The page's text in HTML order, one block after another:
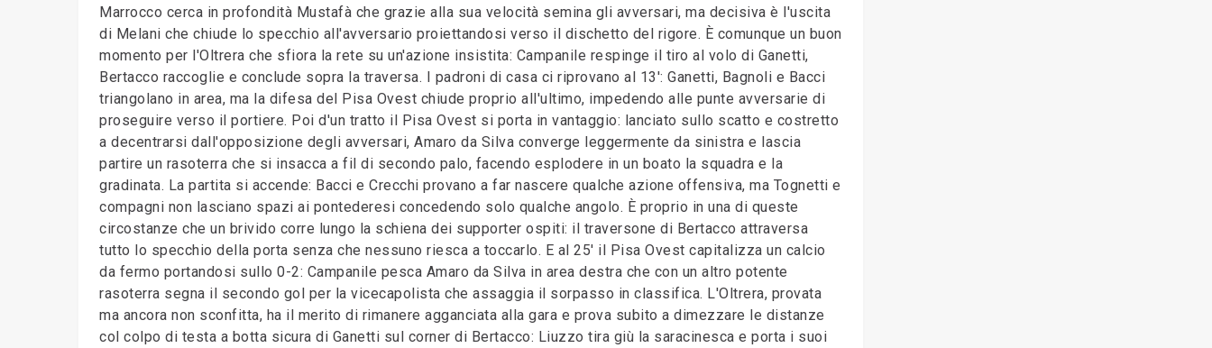
Marrocco cerca in profondità Mustafà che grazie alla sua velocità semina gli avversari, ma decisiva è l'uscita
di Melani che chiude lo specchio all'avversario proiettandosi verso il dischetto del rigore. È comunque un buon
momento per l'Oltrera che sfiora la rete su un'azione insistita: Campanile respinge il tiro al volo di Ganetti,
Bertacco raccoglie e conclude sopra la traversa. I padroni di casa ci riprovano al 13': Ganetti, Bagnoli e Bacci
triangolano in area, ma la difesa del Pisa Ovest chiude proprio all'ultimo, impedendo alle punte avversarie di
proseguire verso il portiere. Poi d'un tratto il Pisa Ovest si porta in vantaggio: lanciato sullo scatto e costretto
a decentrarsi dall'opposizione degli avversari, Amaro da Silva converge leggermente da sinistra e lascia
partire un rasoterra che si insacca a fil di secondo palo, facendo esplodere in un boato la squadra e la
gradinata. La partita si accende: Bacci e Crecchi provano a far nascere qualche azione offensiva, ma Tognetti e
compagni non lasciano spazi ai pontederesi concedendo solo qualche angolo. È proprio in una di queste
circostanze che un brivido corre lungo la schiena dei supporter ospiti: il traversone di Bertacco attraversa
tutto lo specchio della porta senza che nessuno riesca a toccarlo. E al 25' il Pisa Ovest capitalizza un calcio
da fermo portandosi sullo 0-2: Campanile pesca Amaro da Silva in area destra che con un altro potente
rasoterra segna il secondo gol per la vicecapolista che assaggia il sorpasso in classifica. L'Oltrera, provata
ma ancora non sconfitta, ha il merito di rimanere agganciata alla gara e prova subito a dimezzare le distanze
col colpo di testa a botta sicura di Ganetti sul corner di Bertacco: Liuzzo tira giù la saracinesca e porta i suoi